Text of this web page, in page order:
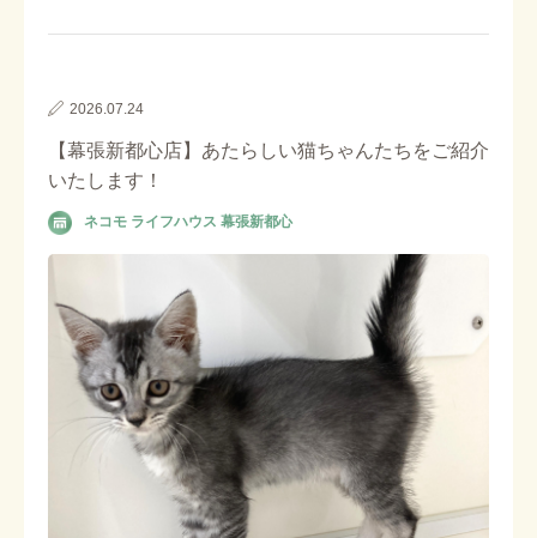
2026.07.24
【幕張新都心店】あたらしい猫ちゃんたちをご紹介
いたします！
ネコモ ライフハウス 幕張新都心